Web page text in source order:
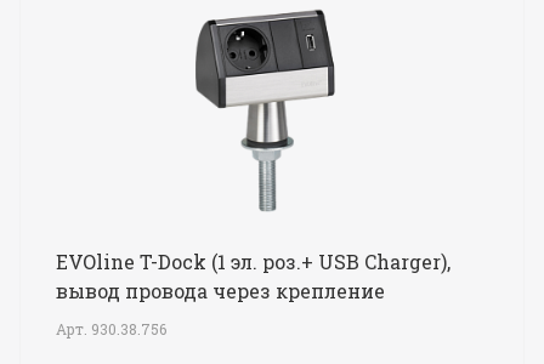
EVOline T-Dock (1 эл. роз.+ USB Charger),
вывод провода через крепление
Арт. 930.38.756